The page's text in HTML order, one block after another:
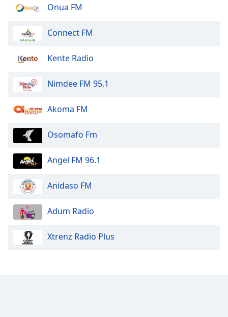
dialog
Color
Opacity
Color
Opacity
Onua FM
Connect FM
Kente Radio
Nimdee FM 95.1
Akoma FM
Osomafo Fm
Angel FM 96.1
Anidaso FM
Adum Radio
Xtrenz Radio Plus